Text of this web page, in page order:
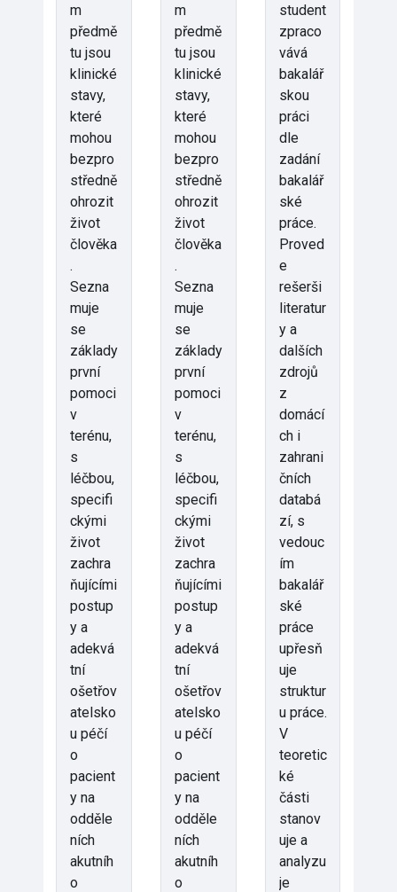
m
předmě
tu jsou
klinické
stavy,
které
mohou
bezpro
středně
ohrozit
život
člověka
.
Sezna
muje
se
základy
první
pomoci
v
terénu,
s
léčbou,
specifi
ckými
život
zachra
ňujícími
postup
y a
adekvá
tní
ošetřov
atelsko
u péčí
o
pacient
y na
odděle
ních
akutníh
o
m
předmě
tu jsou
klinické
stavy,
které
mohou
bezpro
středně
ohrozit
život
člověka
.
Sezna
muje
se
základy
první
pomoci
v
terénu,
s
léčbou,
specifi
ckými
život
zachra
ňujícími
postup
y a
adekvá
tní
ošetřov
atelsko
u péčí
o
pacient
y na
odděle
ních
akutníh
o
student
zpraco
vává
bakalář
skou
práci
dle
zadání
bakalář
ské
práce.
Proved
e
rešerši
literatur
y a
dalších
zdrojů
z
domácí
ch i
zahrani
čních
databá
zí, s
vedouc
ím
bakalář
ské
práce
upřesň
uje
struktur
u práce.
V
teoretic
ké
části
stanov
uje a
analyzu
je